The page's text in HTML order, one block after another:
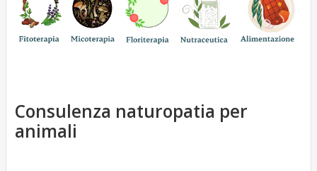
Consulenza naturopatia per
animali